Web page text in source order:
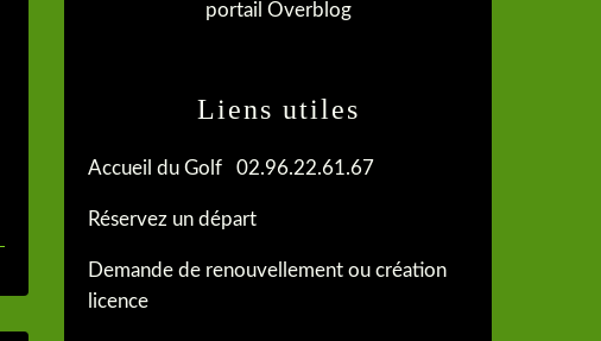
portail Overblog
Liens utiles
Accueil du Golf 02.96.22.61.67
Réservez un départ
Demande de renouvellement ou création
licence